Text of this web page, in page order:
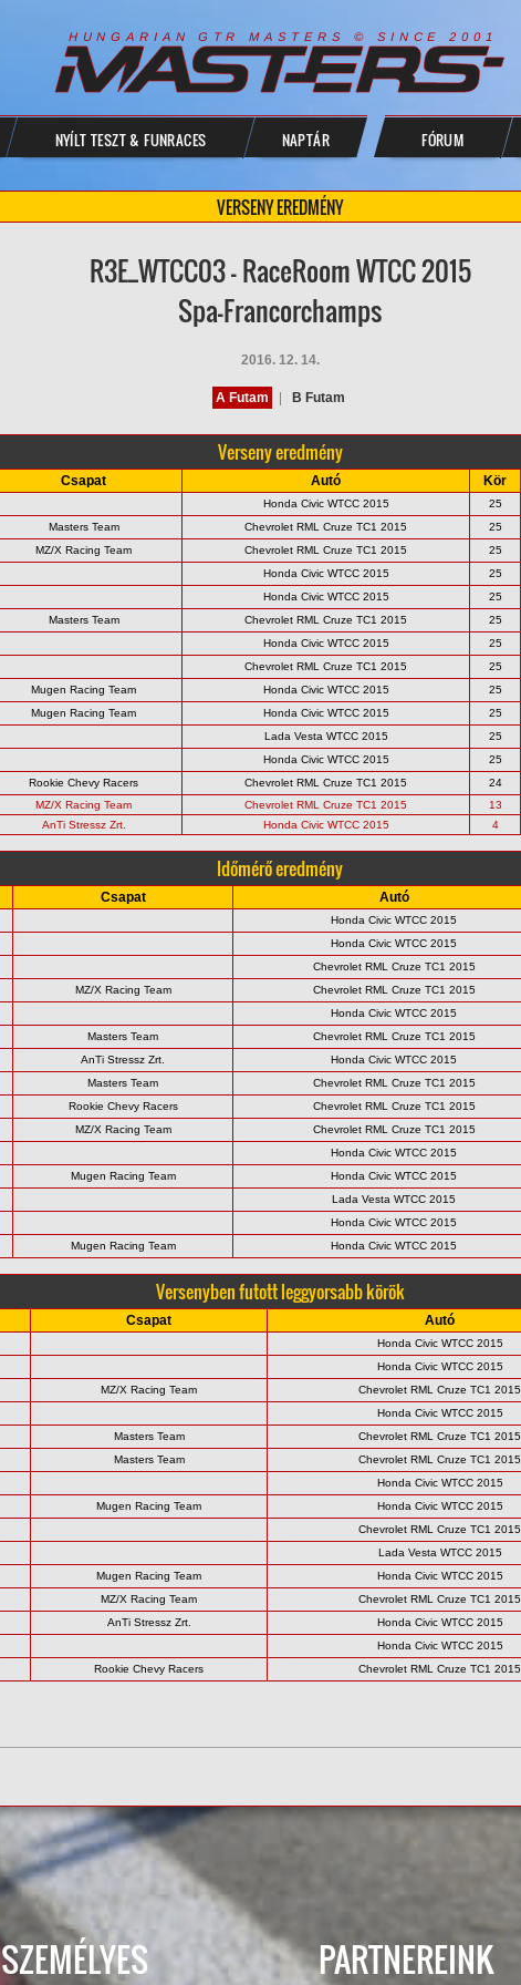
H U N G A R I A N G T R M A S T E R S © S I N C E 2 0 0 1
NYÍLT TESZT & FUNRACES NAPTÁR FÓRUM
VERSENY EREDMÉNY
R3E_WTCC03 - RaceRoom WTCC 2015
Spa-Francorchamps
2016. 12. 14.
A Futam B Futam
Verseny eredmény
Csapat Autó Kör
Honda Civic WTCC 2015 25
Masters Team Chevrolet RML Cruze TC1 2015 25
MZ/X Racing Team Chevrolet RML Cruze TC1 2015 25
Honda Civic WTCC 2015 25
Honda Civic WTCC 2015 25
Masters Team Chevrolet RML Cruze TC1 2015 25
Honda Civic WTCC 2015 25
Chevrolet RML Cruze TC1 2015 25
Mugen Racing Team Honda Civic WTCC 2015 25
Mugen Racing Team Honda Civic WTCC 2015 25
Lada Vesta WTCC 2015 25
Honda Civic WTCC 2015 25
Rookie Chevy Racers Chevrolet RML Cruze TC1 2015 24
MZ/X Racing Team Chevrolet RML Cruze TC1 2015 13
AnTi Stressz Zrt. Honda Civic WTCC 2015 4
Időmérő eredmény
Csapat Autó
Honda Civic WTCC 2015
Honda Civic WTCC 2015
Chevrolet RML Cruze TC1 2015
MZ/X Racing Team Chevrolet RML Cruze TC1 2015
Honda Civic WTCC 2015
Masters Team Chevrolet RML Cruze TC1 2015
AnTi Stressz Zrt. Honda Civic WTCC 2015
Masters Team Chevrolet RML Cruze TC1 2015
Rookie Chevy Racers Chevrolet RML Cruze TC1 2015
MZ/X Racing Team Chevrolet RML Cruze TC1 2015
Honda Civic WTCC 2015
Mugen Racing Team Honda Civic WTCC 2015
Lada Vesta WTCC 2015
Honda Civic WTCC 2015
Mugen Racing Team Honda Civic WTCC 2015
Versenyben futott leggyorsabb körök
Csapat Autó
Honda Civic WTCC 2015
Honda Civic WTCC 2015
MZ/X Racing Team Chevrolet RML Cruze TC1 2015
Honda Civic WTCC 2015
Masters Team Chevrolet RML Cruze TC1 2015
Masters Team Chevrolet RML Cruze TC1 2015
Honda Civic WTCC 2015
Mugen Racing Team Honda Civic WTCC 2015
Chevrolet RML Cruze TC1 2015
Lada Vesta WTCC 2015
Mugen Racing Team Honda Civic WTCC 2015
MZ/X Racing Team Chevrolet RML Cruze TC1 2015
AnTi Stressz Zrt. Honda Civic WTCC 2015
Honda Civic WTCC 2015
Rookie Chevy Racers Chevrolet RML Cruze TC1 2015
SZEMÉLYES PARTNEREINK